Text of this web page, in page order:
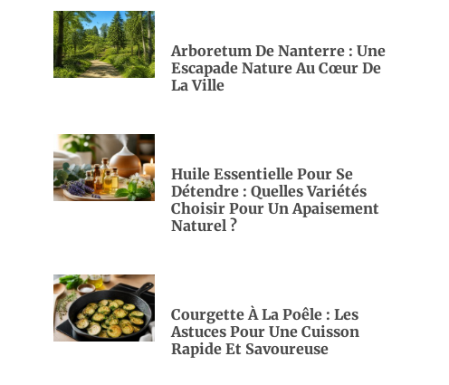
Arboretum De Nanterre : Une
Escapade Nature Au Cœur De
La Ville
Huile Essentielle Pour Se
Détendre : Quelles Variétés
Choisir Pour Un Apaisement
Naturel ?
Courgette À La Poêle : Les
Astuces Pour Une Cuisson
Rapide Et Savoureuse